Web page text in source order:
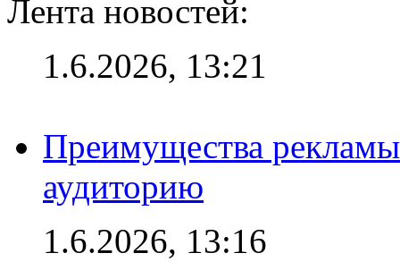
Лента новостей:
1.6.2026, 13:21
Преимущества
аудиторию
1.6.2026, 13:16